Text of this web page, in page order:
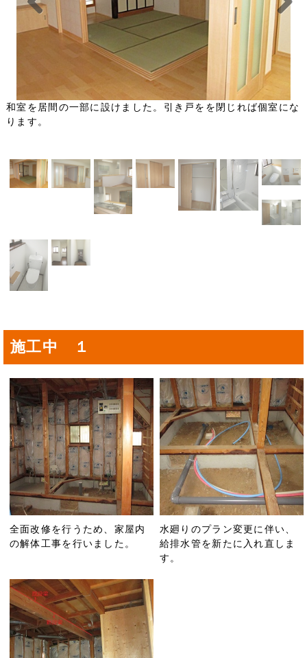
和室を居間の一部に設けました。引き戸をを閉じれば個室にな
ります。
Previou
Next
施工中 １
全面改修を行うため、家屋内
の解体工事を行いました。
水廻りのプラン変更に伴い、
給排水管を新たに入れ直しま
す。